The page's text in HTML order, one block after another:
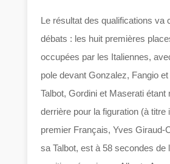
Le résultat des qualifications va
débats : les huit premières
occupées par les Italiennes,
pole devant Gonzalez, Fangio
Talbot, Gordini et Maserati étant
derrière pour la figuration (à titre
premier Français, Yves Giraud-
sa Talbot, est à 58 secondes de